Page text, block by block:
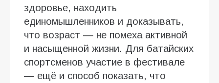
здоровье, находить
единомышленников и доказывать,
что возраст — не помеха активной
и насыщенной жизни. Для батайских
спортсменов участие в фестивале
— ещё и способ показать, что